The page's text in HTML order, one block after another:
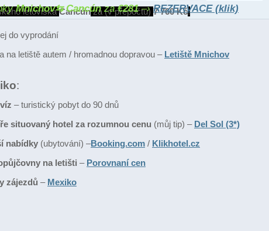
letoviskaCancúnza (v přepočtu) 7 760 Kč.
Mnichov⇆ Cancúnza€281–›REZERVACE (klik)
do vyprodání
na letiště autem / hromadnou dopravou – Letiště Mnichov
:
– turistický pobyt do 90 dnů
situovaný hotel za rozumnou cenu (můj tip) – Del Sol (3*)
nabídky (ubytování) –Booking.com / Klikhotel.cz
na letišti – Porovnaní cen
zájezdů – Mexiko